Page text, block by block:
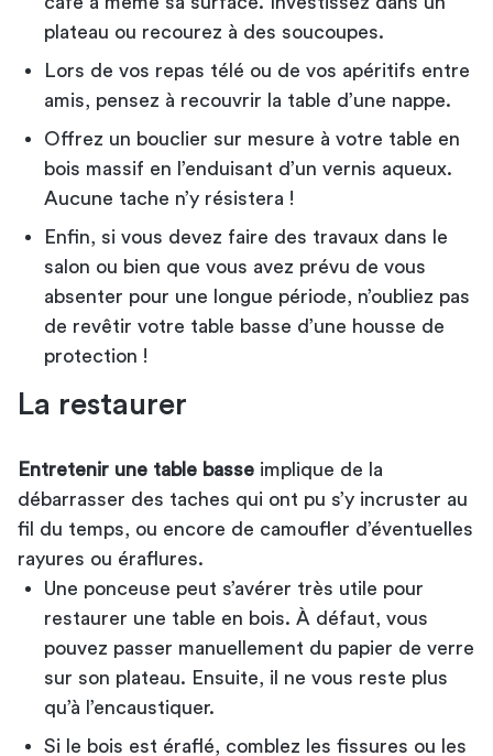
plateau ou recourez à des soucoupes.
Lors de vos repas télé ou de vos apéritifs entre
amis, pensez à recouvrir la table d’une nappe.
Offrez un bouclier sur mesure à votre table en
bois massif en l’enduisant d’un vernis aqueux.
Aucune tache n’y résistera !
Enfin, si vous devez faire des travaux dans le
salon ou bien que vous avez prévu de vous
absenter pour une longue période, n’oubliez pas
de revêtir votre table basse d’une housse de
protection !
La restaurer
Entretenir une table basse implique de la
débarrasser des taches qui ont pu s’y incruster au
fil du temps, ou encore de camoufler d’éventuelles
rayures ou éraflures.
Une ponceuse peut s’avérer très utile pour
restaurer une table en bois. À défaut, vous
pouvez passer manuellement du papier de verre
sur son plateau. Ensuite, il ne vous reste plus
qu’à l’encaustiquer.
Si le bois est éraflé, comblez les fissures ou les